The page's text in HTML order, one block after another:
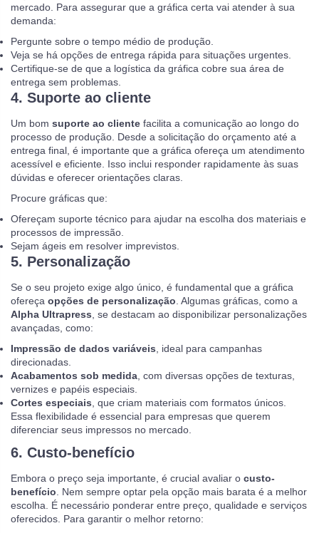
mercado. Para assegurar que a gráfica certa vai atender à sua
demanda:
Pergunte sobre o tempo médio de produção.
Veja se há opções de entrega rápida para situações urgentes.
Certifique-se de que a logística da gráfica cobre sua área de
entrega sem problemas.
4. Suporte ao cliente
Um bom suporte ao cliente facilita a comunicação ao longo do
processo de produção. Desde a solicitação do orçamento até a
entrega final, é importante que a gráfica ofereça um atendimento
acessível e eficiente. Isso inclui responder rapidamente às suas
dúvidas e oferecer orientações claras.
Procure gráficas que:
Ofereçam suporte técnico para ajudar na escolha dos materiais e
processos de impressão.
Sejam ágeis em resolver imprevistos.
5. Personalização
Se o seu projeto exige algo único, é fundamental que a gráfica
ofereça opções de personalização . Algumas gráficas, como a
Alpha Ultrapress , se destacam ao disponibilizar personalizações
avançadas, como:
Impressão de dados variáveis , ideal para campanhas
direcionadas.
Acabamentos sob medida , com diversas opções de texturas,
vernizes e papéis especiais
Cortes especiais , que criam materiais com formatos únicos.
Essa flexibilidade é essencial para empresas que querem
diferenciar seus impressos no mercado.
6. Custo-benefício
Embora o preço seja importante, é crucial avaliar o custo-
benefício . Nem sempre optar pela opção mais barata é a melhor
escolha. É necessário ponderar entre preço, qualidade e serviços
oferecidos. Para garantir o melhor retorno: